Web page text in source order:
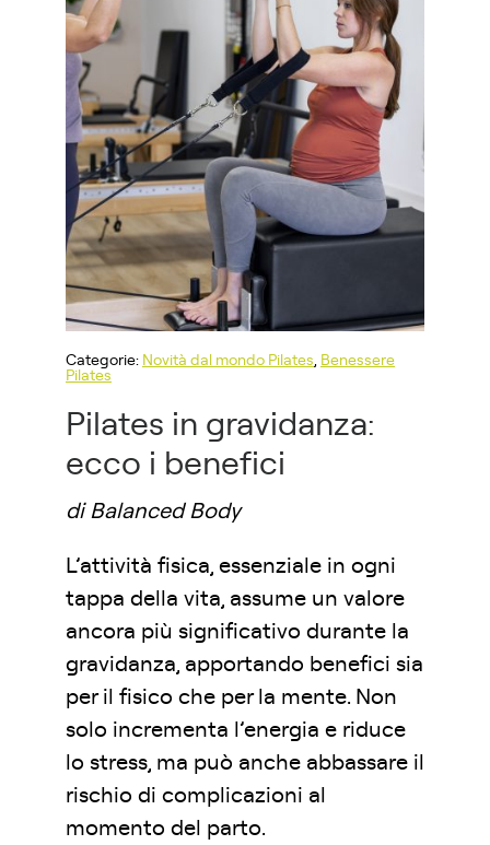
Categorie: Novità dal mondo Pilates, Benessere
Pilates
Pilates in gravidanza:
ecco i benefici
di Balanced Body
L’attività fisica, essenziale in ogni
tappa della vita, assume un valore
ancora più significativo durante la
gravidanza, apportando benefici sia
per il fisico che per la mente. Non
solo incrementa l’energia e riduce
lo stress, ma può anche abbassare il
rischio di complicazioni al
momento del parto.